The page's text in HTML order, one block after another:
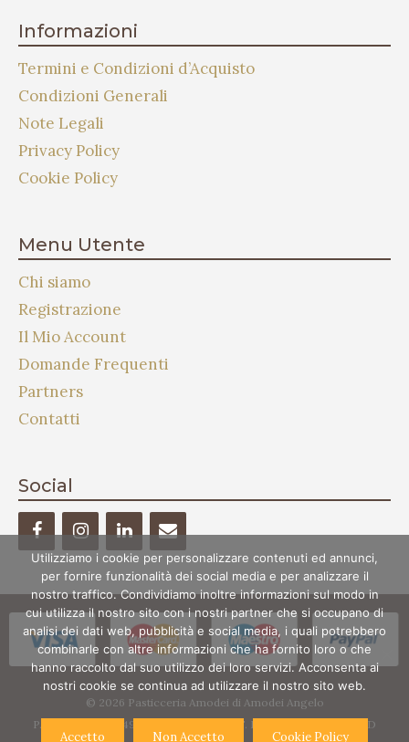
Informazioni
Termini e Condizioni d’Acquisto
Condizioni Generali
Note Legali
Privacy Policy
Cookie Policy
Menu Utente
Chi siamo
Registrazione
Il Mio Account
Domande Frequenti
Partners
Contatti
Social
© 2026 Pasticceria Amodei di Amodei Angelo
P.IVA 02044330849 - REAN° 157412 - C.F. MDA NGL 74C28 G273D
Utilizziamo i cookie per personalizzare contenuti ed annunci,
per fornire funzionalità dei social media e per analizzare il
nostro traffico. Condividiamo inoltre informazioni sul modo in
cui utilizza il nostro sito con i nostri partner che si occupano di
analisi dei dati web, pubblicità e social media, i quali potrebbero
combinarle con altre informazioni che ha fornito loro o che
hanno raccolto dal suo utilizzo dei loro servizi. Acconsenta ai
nostri cookie se continua ad utilizzare il nostro sito web.
Accetto Non Accetto Cookie Policy